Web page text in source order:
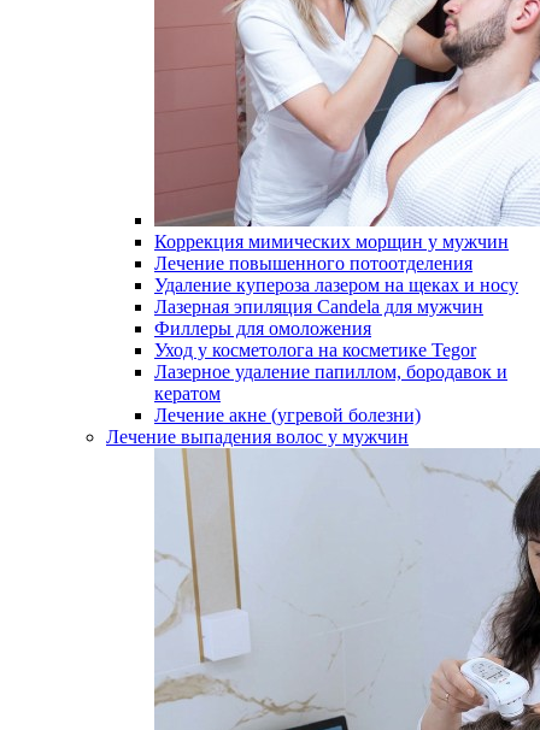
Коррекция мимических морщин у мужчин
Лечение повышенного потоотделения
Удаление купероза лазером на щеках и носу
Лазерная эпиляция Candela для мужчин
Филлеры для омоложения
Уход у косметолога на косметике Tegor
Лазерное удаление папиллом, бородавок и
кератом
Лечение акне (угревой болезни)
Лечение выпадения волос у мужчин